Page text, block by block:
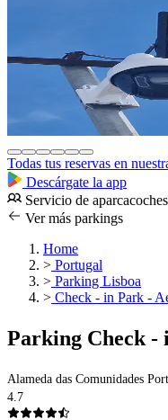
Todas tus reservas en
Descárgate la app
Servicio de aparcacoches
Ver más parkings
Home
> Portugal
> Parking Lisboa
> Check - in Park -
Parking Check -
Alameda das Comunidades
4.7